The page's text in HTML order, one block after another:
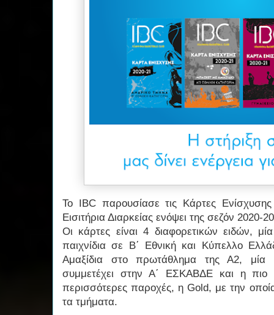
Το IBC παρουσίασε τις Κάρτες
Εισιτήρια Διαρκείας ενόψει της σεζόν 2020-
Οι κάρτες είναι 4 διαφορετικών ειδών,
παιχνίδια σε Β΄ Εθνική και Κύπελλο
Αμαξίδια στο πρωτάθλημα της Α2, μία
συμμετέχει στην Α΄ ΕΣΚΑΒΔΕ και η πιο
περισσότερες παροχές, η Gold, με την
τα τμήματα.